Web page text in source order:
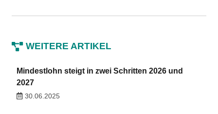
WEITERE ARTIKEL
Mindestlohn steigt in zwei Schritten 2026 und
2027
30.06.2025